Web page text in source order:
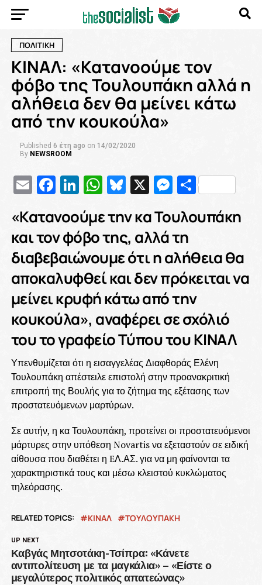
ΠΟΛΙΤΙΚΗ
ΚΙΝΑΛ: «Κατανοούμε τον
φόβο της Τουλουπάκη αλλά η
αλήθεια δεν θα μείνει κάτω
από την κουκούλα»
Published 6 έτη ago on 14/02/2020
By NEWSROOM
EmailFacebook
LinkedIn
WhatsApp
Bluesky
X
«Κατανοούμε την κα Τουλουπάκη
και τον φόβο της, αλλά τη
διαβεβαιώνουμε ότι η αλήθεια θα
αποκαλυφθεί και δεν πρόκειται να
μείνει κρυφή κάτω από την
κουκούλα», αναφέρει σε σχόλιό
του το γραφείο Τύπου του ΚΙΝΑΛ
Υπενθυμίζεται ότι η εισαγγελέας Διαφθοράς Ελένη
Τουλουπάκη απέστειλε επιστολή στην προανακριτική
επιτροπή της Βουλής για το ζήτημα της εξέτασης των
προστατευόμενων μαρτύρων.
Σε αυτήν, η κα Τουλουπάκη, προτείνει οι προστατευόμενοι
μάρτυρες στην υπόθεση Novartis να εξεταστούν σε ειδική
αίθουσα που διαθέτει η EΛ.ΑΣ. για να μη φαίνονται τα
χαρακτηριστικά τους και μέσω κλειστού κυκλώματος
τηλεόρασης.
RELATED TOPICS: ΚΙΝΑΛ ΤΟΥΛΟΥΠΑΚΗ
UP NEXT
Καβγάς Μητσοτάκη-Τσίπρα: «Κάνετε
αντιπολίτευση με τα μαγκάλια» – «Είστε ο
μεγαλύτερος πολιτικός απατεώνας»